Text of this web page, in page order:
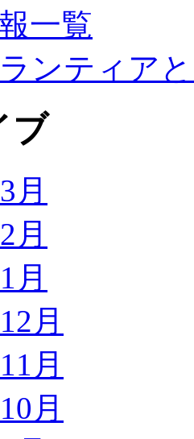
一覧
ンティア
ブ
月
月
月
月
月
月